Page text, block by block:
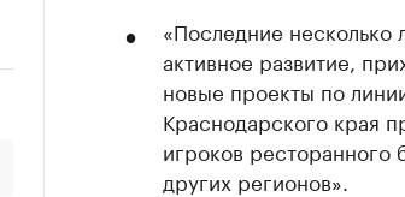
«Последние несколько
активное развитие,
новые проекты по
Краснодарского края
игроков ресторанного
других регионов».